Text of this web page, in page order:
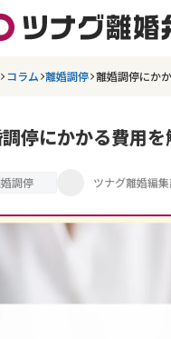
コラム 離婚調停 離婚調停にか
停にかかる費用
調停 ツナグ離婚編